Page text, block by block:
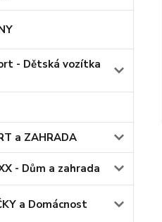
- Dětská vozítka
a ZAHRADA
- Dům a zahrada
a Domácnost